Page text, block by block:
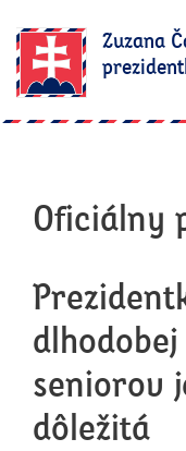
Zuzana
Oficiálny
seniorov
dôležitá